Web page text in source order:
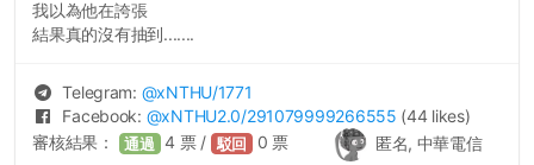
我以為他在誇張
結果真的沒有抽到.......
Telegram: @xNTHU/1771
Facebook: @xNTHU2.0/291079999266555 (44 likes)
匿名, 中華電信
審核結果： 通過 4 票 / 駁回 0 票